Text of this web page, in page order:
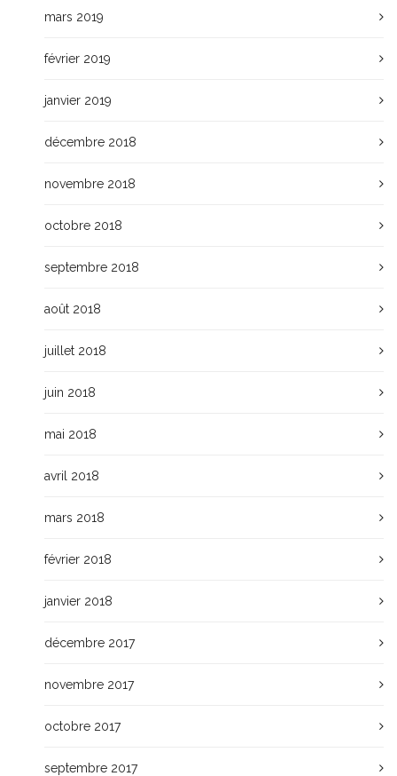
mars 2019
février 2019
janvier 2019
décembre 2018
novembre 2018
octobre 2018
septembre 2018
août 2018
juillet 2018
juin 2018
mai 2018
avril 2018
mars 2018
février 2018
janvier 2018
décembre 2017
novembre 2017
octobre 2017
septembre 2017